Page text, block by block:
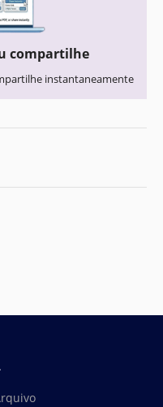
compartilhe
instantaneamente